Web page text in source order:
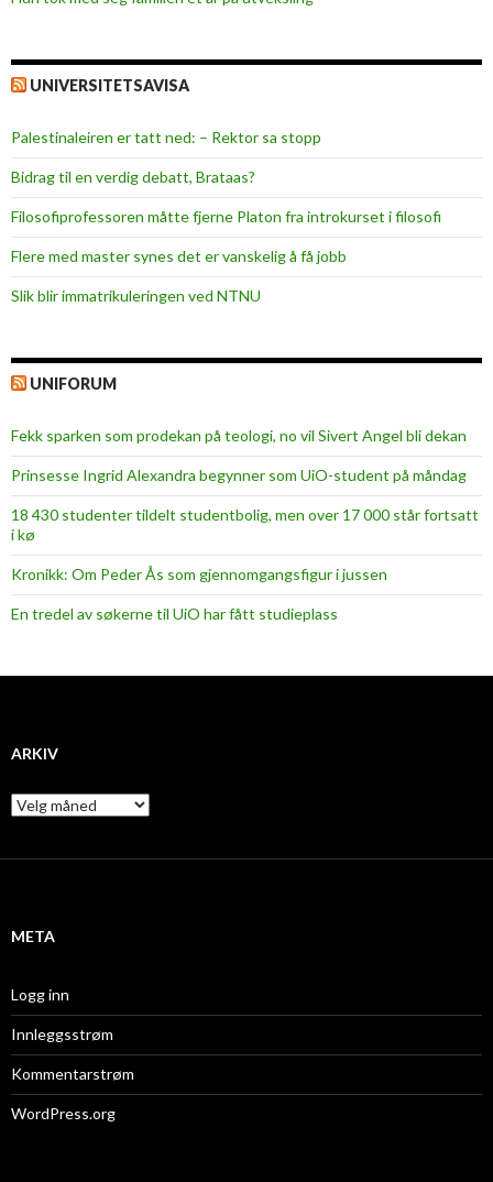
UNIVERSITETSAVISA
Palestinaleiren er tatt ned: – Rektor sa stopp
Bidrag til en verdig debatt, Brataas?
Filosofiprofessoren måtte fjerne Platon fra introkurset i filosofi
Flere med master synes det er vanskelig å få jobb
Slik blir immatrikuleringen ved NTNU
UNIFORUM
Fekk sparken som prodekan på teologi, no vil Sivert Angel bli dekan
Prinsesse Ingrid Alexandra begynner som UiO-student på måndag
18 430 studenter tildelt studentbolig, men over 17 000 står fortsatt
i kø
Kronikk: Om Peder Ås som gjennomgangsfigur i jussen
En tredel av søkerne til UiO har fått studieplass
ARKIV
A
r
i
META
Logg inn
Innleggsstrøm
Kommentarstrøm
WordPress.org